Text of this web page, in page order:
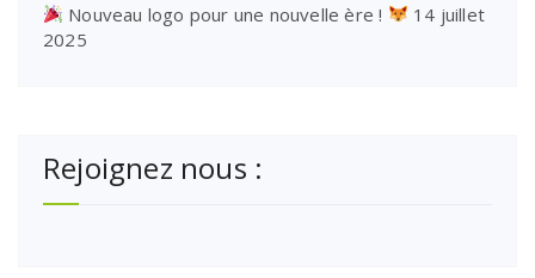
Nouveau logo pour une nouvelle ère !
14 juillet
2025
Rejoignez nous :